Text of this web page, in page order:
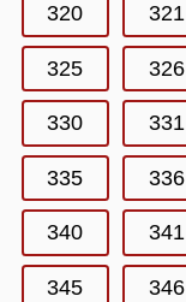
320 321
325 326
330 331
335 336
340 341
345 346